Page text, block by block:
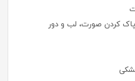
پاک کردن صورت، لب و دور